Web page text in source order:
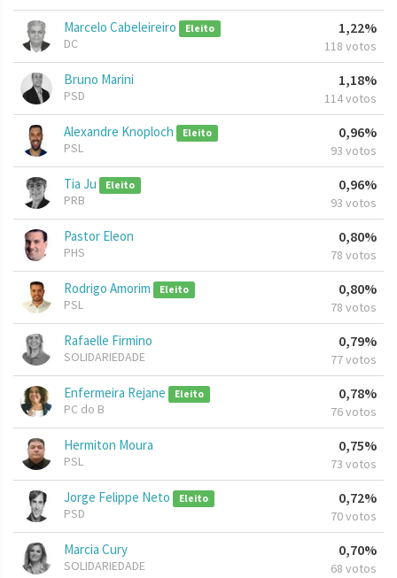
Marcelo Cabeleireiro Eleito
DC
1,22%
118 votos
Bruno Marini
PSD
1,18%
114 votos
Alexandre Knoploch Eleito
PSL
0,96%
93 votos
Tia Ju Eleito
PRB
0,96%
93 votos
Pastor Eleon
PHS
0,80%
78 votos
Rodrigo Amorim Eleito
PSL
0,80%
78 votos
Rafaelle Firmino
SOLIDARIEDADE
0,79%
77 votos
Enfermeira Rejane Eleito
PC do B
0,78%
76 votos
Hermiton Moura
PSL
0,75%
73 votos
Jorge Felippe Neto Eleito
PSD
0,72%
70 votos
Marcia Cury
SOLIDARIEDADE
0,70%
68 votos